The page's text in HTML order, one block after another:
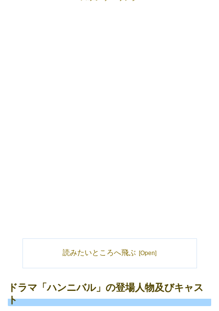
読みたいところへ飛ぶ
ドラマ「ハンニバル」の登場人物及びキャス
ト